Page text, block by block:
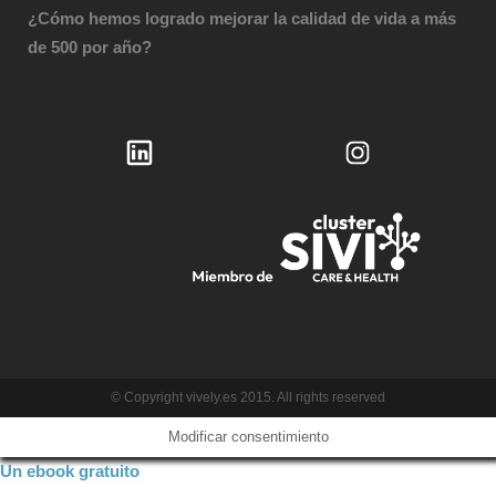
¿Cómo hemos logrado mejorar la calidad de vida a más
de 500 por año?
© Copyright vively.es 2015. All rights reserved
Modificar consentimiento
Un ebook gratuito